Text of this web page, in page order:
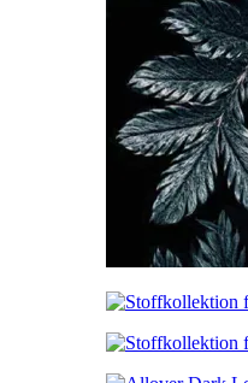
Instagram